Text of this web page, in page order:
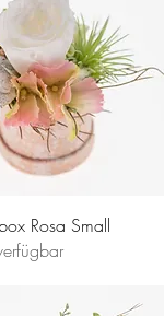
Rosa Small